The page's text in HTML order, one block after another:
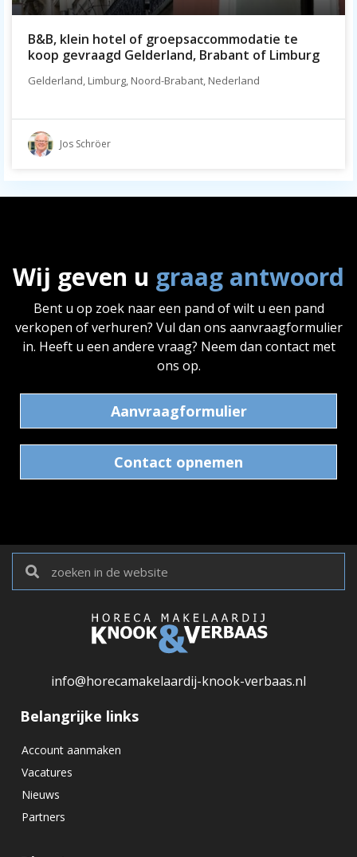
B&B, klein hotel of groepsaccommodatie te
koop gevraagd Gelderland, Brabant of Limburg
Gelderland, Limburg, Noord-Brabant, Nederland
Jos Schröer
Wij geven u graag antwoord
Bent u op zoek naar een pand of wilt u een pand
verkopen of verhuren? Vul dan ons aanvraagformulier
in. Heeft u een andere vraag? Neem dan contact met
ons op.
Aanvraagformulier
Contact opnemen
info@horecamakelaardij-knook-verbaas.nl
Belangrijke links
Account aanmaken
Vacatures
Nieuws
Partners